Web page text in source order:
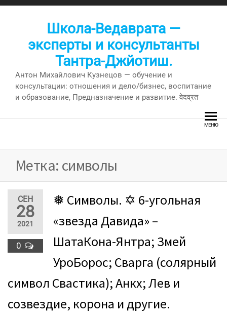
Перейти
Школа-Ведаврата —
эксперты и консультанты
Тантра-Джйотиш.
Антон Михайлович Кузнецов — обучение и
консультации: отношения и дело/бизнес, воспитание
и образование, Предназначение и развитие. वेदव्रत
МЕНЮ
Метка: символы
СЕН
28
2021
0
❅ Символы. ✡ 6-угольная
«звезда Давида» –
ШатаКона-Янтра; Змей
УроБорос; Сварга (солярный
символ Свастика); Анкх; Лев и
созвездие, корона и другие.